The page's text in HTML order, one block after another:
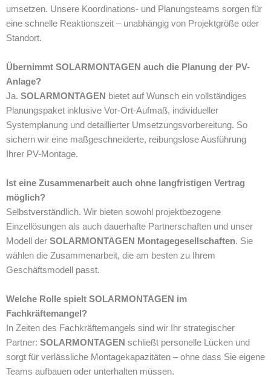
umsetzen. Unsere Koordinations- und Planungsteams sorgen für
eine schnelle Reaktionszeit – unabhängig von Projektgröße oder
Standort.
Übernimmt SOLARMONTAGEN auch die Planung der PV-
Anlage?
Ja. SOLARMONTAGEN bietet auf Wunsch ein vollständiges
Planungspaket inklusive Vor-Ort-Aufmaß, individueller
Systemplanung und detaillierter Umsetzungsvorbereitung. So
sichern wir eine maßgeschneiderte, reibungslose Ausführung
Ihrer PV-Montage.
Ist eine Zusammenarbeit auch ohne langfristigen Vertrag
möglich?
Selbstverständlich. Wir bieten sowohl projektbezogene
Einzellösungen als auch dauerhafte Partnerschaften und unser
Modell der SOLARMONTAGEN Montagegesellschaften. Sie
wählen die Zusammenarbeit, die am besten zu Ihrem
Geschäftsmodell passt.
Welche Rolle spielt SOLARMONTAGEN im
Fachkräftemangel?
In Zeiten des Fachkräftemangels sind wir Ihr strategischer
Partner: SOLARMONTAGEN schließt personelle Lücken und
sorgt für verlässliche Montagekapazitäten – ohne dass Sie eigene
Teams aufbauen oder unterhalten müssen.